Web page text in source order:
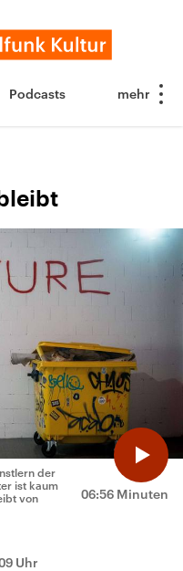
Podcasts
06:56 Minuten
der
ist kaum
von
Uhr